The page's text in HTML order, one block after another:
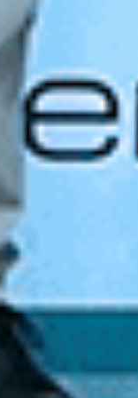
DE COOKIES
y te